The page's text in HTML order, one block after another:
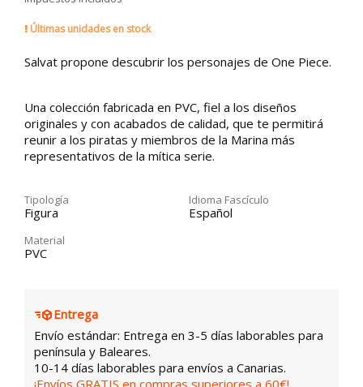
Últimas unidades en stock
Salvat propone descubrir los personajes de One Piece.
Una colección fabricada en PVC, fiel a los diseños
originales y con acabados de calidad, que te permitirá
reunir a los piratas y miembros de la Marina más
representativos de la mítica serie.
Tipología
Figura
Idioma Fascículo
Español
Material
PVC
Entrega
Envío estándar: Entrega en 3-5 días laborables para
península y Baleares.
10-14 días laborables para envíos a Canarias.